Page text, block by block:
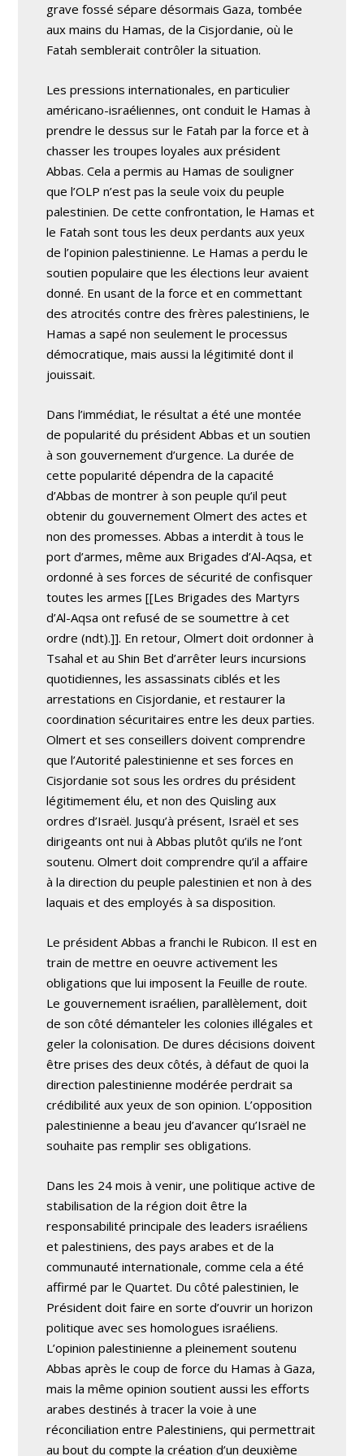
grave fossé sépare désormais Gaza, tombée
aux mains du Hamas, de la Cisjordanie, où le
Fatah semblerait contrôler la situation.
Les pressions internationales, en particulier
américano-israéliennes, ont conduit le Hamas à
prendre le dessus sur le Fatah par la force et à
chasser les troupes loyales aux président
Abbas. Cela a permis au Hamas de souligner
que l’OLP n’est pas la seule voix du peuple
palestinien. De cette confrontation, le Hamas et
le Fatah sont tous les deux perdants aux yeux
de l’opinion palestinienne. Le Hamas a perdu le
soutien populaire que les élections leur avaient
donné. En usant de la force et en commettant
des atrocités contre des frères palestiniens, le
Hamas a sapé non seulement le processus
démocratique, mais aussi la légitimité dont il
jouissait.
Dans l’immédiat, le résultat a été une montée
de popularité du président Abbas et un soutien
à son gouvernement d’urgence. La durée de
cette popularité dépendra de la capacité
d’Abbas de montrer à son peuple qu’il peut
obtenir du gouvernement Olmert des actes et
non des promesses. Abbas a interdit à tous le
port d’armes, même aux Brigades d’Al-Aqsa, et
ordonné à ses forces de sécurité de confisquer
toutes les armes [[Les Brigades des Martyrs
d’Al-Aqsa ont refusé de se soumettre à cet
ordre (ndt).]]. En retour, Olmert doit ordonner à
Tsahal et au Shin Bet d’arrêter leurs incursions
quotidiennes, les assassinats ciblés et les
arrestations en Cisjordanie, et restaurer la
coordination sécuritaires entre les deux parties.
Olmert et ses conseillers doivent comprendre
que l’Autorité palestinienne et ses forces en
Cisjordanie sot sous les ordres du président
légitimement élu, et non des Quisling aux
ordres d’Israël. Jusqu’à présent, Israël et ses
dirigeants ont nui à Abbas plutôt qu’ils ne l’ont
soutenu. Olmert doit comprendre qu’il a affaire
à la direction du peuple palestinien et non à des
laquais et des employés à sa disposition.
Le président Abbas a franchi le Rubicon. Il est en
train de mettre en oeuvre activement les
obligations que lui imposent la Feuille de route.
Le gouvernement israélien, parallèlement, doit
de son côté démanteler les colonies illégales et
geler la colonisation. De dures décisions doivent
être prises des deux côtés, à défaut de quoi la
direction palestinienne modérée perdrait sa
crédibilité aux yeux de son opinion. L’opposition
palestinienne a beau jeu d’avancer qu’Israël ne
souhaite pas remplir ses obligations.
Dans les 24 mois à venir, une politique active de
stabilisation de la région doit être la
responsabilité principale des leaders israéliens
et palestiniens, des pays arabes et de la
communauté internationale, comme cela a été
affirmé par le Quartet. Du côté palestinien, le
Président doit faire en sorte d’ouvrir un horizon
politique avec ses homologues israéliens.
L’opinion palestinienne a pleinement soutenu
Abbas après le coup de force du Hamas à Gaza,
mais la même opinion soutient aussi les efforts
arabes destinés à tracer la voie à une
réconciliation entre Palestiniens, qui permettrait
au bout du compte la création d’un deuxième